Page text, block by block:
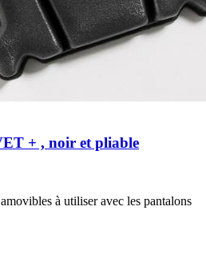
+ , noir et pliable
à utiliser avec les pantalons